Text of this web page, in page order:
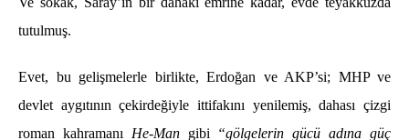
tutulmuş.
Evet, bu gelişmelerle birlikte, Erdoğan ve AKP’si; MHP ve
devlet aygıtının çekirdeğiyle ittifakını yenilemiş, dahası çizgi
roman kahramanı He-Mangibi “gölgelerin gücü adına güç